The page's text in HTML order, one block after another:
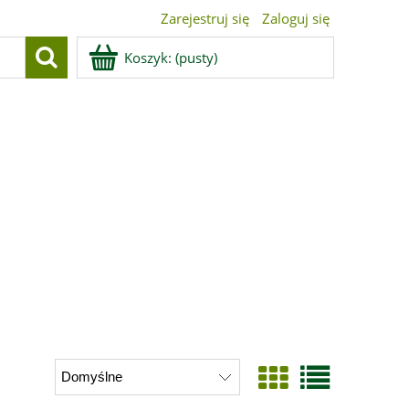
Zarejestruj się Zaloguj się
Koszyk: (pusty)